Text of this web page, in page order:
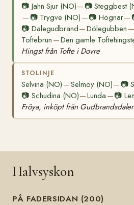
📷 Jahn Sjur (NO)— 📷Steggbest
— 📷 Trygve (NO) —📷 Högnar—
📷 Dalegudbrand—Dölegubben —
Toftebrun —Den gamle
Hingst från Tofte i Dovre
STOLINJE
Selvina (NO) —Selmöy (NO)— 📷
📷 Schudina (NO)—Lunda —📷
Fröya, inköpt från
Halvsyskon
PÅ FADERSIDAN (200)